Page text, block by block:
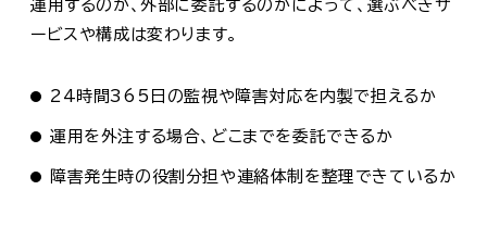
運用するのか、外部に委託するのかによって、選ぶべきサ
ービスや構成は変わります。
24時間365日の監視や障害対応を内製で担えるか
運用を外注する場合、どこまでを委託できるか
障害発生時の役割分担や連絡体制を整理できているか